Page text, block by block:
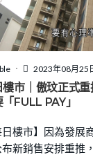
2023年08月25
樓市｜傲玟正式
FULL PAY」
日樓市】因為發
新銷售安排重推